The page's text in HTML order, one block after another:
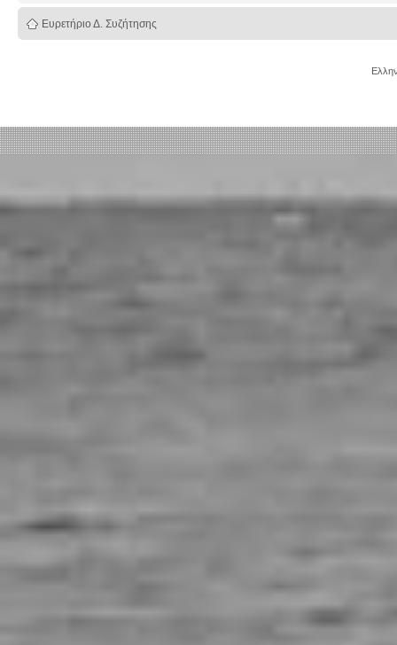
Ευρετήριο Δ. Συζήτησης